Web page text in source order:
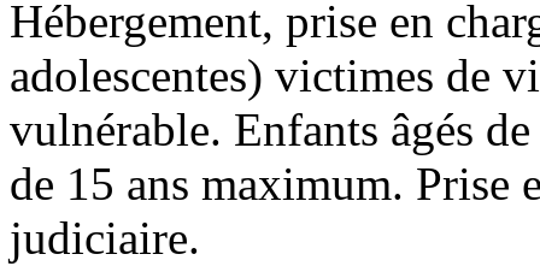
Hébergement, prise en
adolescentes) victimes de
vulnérable. Enfants âgés
de 15 ans maximum. Prise
judiciaire.